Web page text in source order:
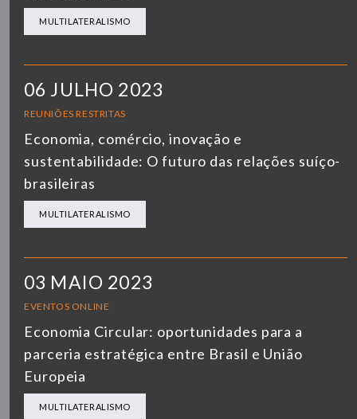
MULTILATERALISMO
06 JULHO 2023
REUNIÕES RESTRITAS
Economia, comércio, inovação e
sustentabilidade: O futuro das relações suíço-
brasileiras
MULTILATERALISMO
03 MAIO 2023
EVENTOS ONLINE
Economia Circular: oportunidades para a
parceria estratégica entre Brasil e União
Europeia
MULTILATERALISMO